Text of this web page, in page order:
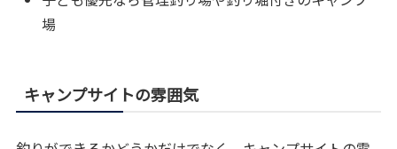
場
キャンプサイトの雰囲気